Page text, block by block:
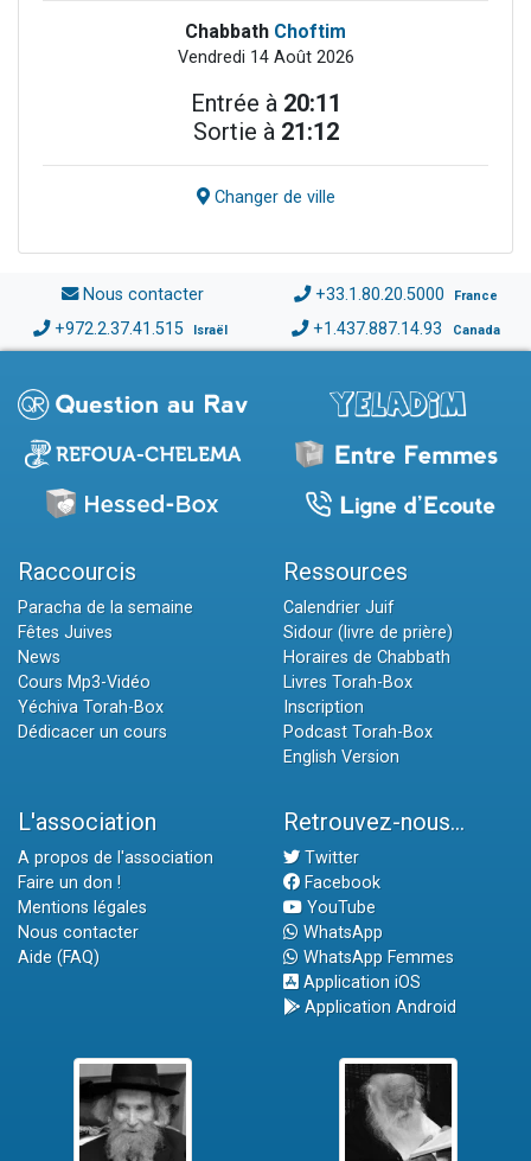
Chabbath Choftim
Vendredi 14 Août 2026
Entrée à 20:11
Sortie à 21:12
Changer de ville
Nous contacter +33.1.80.20.5000 France
+972.2.37.41.515 Israël +1.437.887.14.93 Canada
Raccourcis
Paracha de la semaine
Fêtes Juives
News
Cours Mp3-Vidéo
Yéchiva Torah-Box
Dédicacer un cours
Ressources
Calendrier Juif
Sidour (livre de prière)
Horaires de Chabbath
Livres Torah-Box
Inscription
Podcast Torah-Box
English Version
L'association
A propos de l'association
Faire un don !
Mentions légales
Nous contacter
Aide (FAQ)
Retrouvez-nous...
Twitter
Facebook
YouTube
WhatsApp
WhatsApp Femmes
Application iOS
Application Android